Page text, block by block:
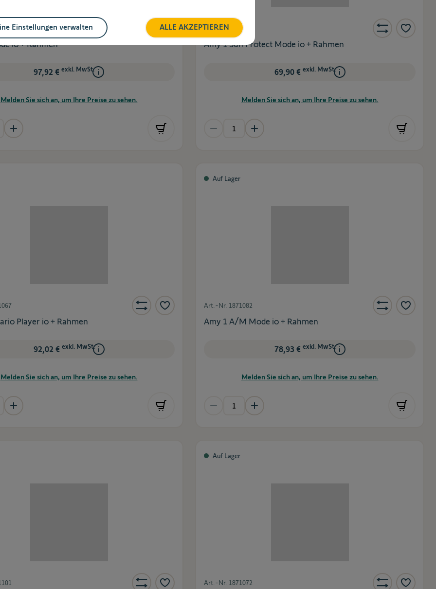
io + Rahmen
97,92 € exkl. MwSt.
Melden Sie sich an, um Ihre Preise zu sehen.
Art.-Nr. 1871444
Amy 1 Sun Protect Mode io + Rahmen
69,90 € exkl. MwSt.
Melden Sie sich an, um Ihre Preise zu sehen.
Player io + Rahmen
92,02 € exkl. MwSt.
Melden Sie sich an, um Ihre Preise zu sehen.
Auf Lager
Art.-Nr. 1871082
Amy 1 A/M Mode io + Rahmen
78,93 € exkl. MwSt.
Melden Sie sich an, um Ihre Preise zu sehen.
Auf Lager
Art.-Nr. 1871072
ALLE AKZEPTIEREN
Einstellungen verwalten